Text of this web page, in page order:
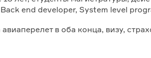
end developer, System level
в оба конца, визу,